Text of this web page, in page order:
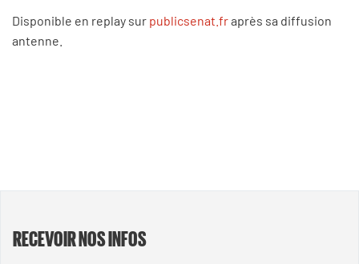
Disponible en replay sur publicsenat.fraprès sa diffusion
antenne.
RECEVOIR NOS INFOS